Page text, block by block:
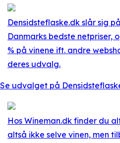
Densidsteflaske.dk slår sig
Danmarks bedste netpriser,
% på vinene ift. andre
deres udvalg.
Se udvalget på
Hos Wineman.dk finder du
altså ikke selve vinen, men